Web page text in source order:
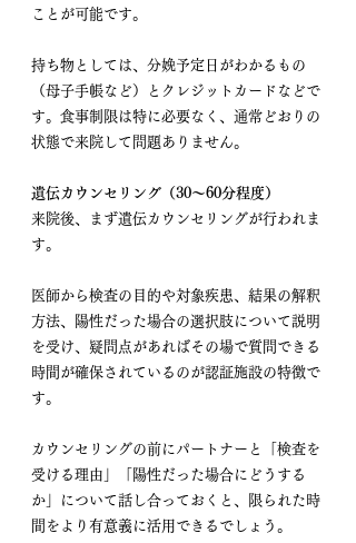
ことが可能です。
持ち物としては、分娩予定日がわかるもの
（母子手帳など）とクレジットカードなどで
す。食事制限は特に必要なく、通常どおりの
状態で来院して問題ありません。
遺伝カウンセリング（30〜60分程度）
来院後、まず遺伝カウンセリングが行われま
す。
医師から検査の目的や対象疾患、結果の解釈
方法、陽性だった場合の選択肢について説明
を受け、疑問点があればその場で質問できる
時間が確保されているのが認証施設の特徴で
す。
カウンセリングの前にパートナーと「検査を
受ける理由」「陽性だった場合にどうする
か」について話し合っておくと、限られた時
間をより有意義に活用できるでしょう。